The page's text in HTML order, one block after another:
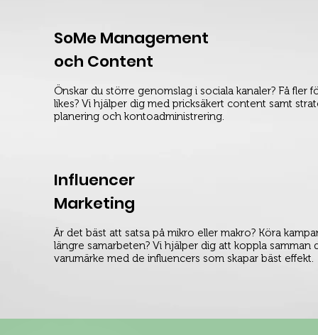
SoMe Management
och Content
Önskar du större genomslag i sociala kanaler? Få fler
likes? Vi hjälper dig med pricksäkert content samt
planering och kontoadministrering.
Influencer
Marketing
Är det bäst att satsa på mikro eller makro? Köra
längre samarbeten? Vi hjälper dig att koppla samman
varumärke med de influencers som skapar bäst effekt.